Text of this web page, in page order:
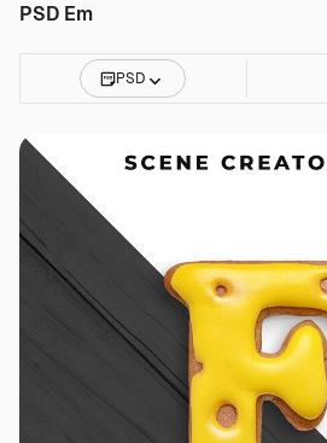
PSD Em
PSD